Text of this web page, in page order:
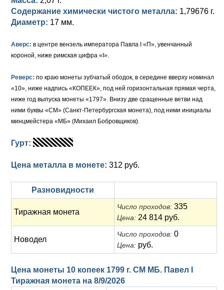
Для Польши
Для Польши
Медь
Для Молдавии и Валахии
Таврические монеты
Золото
Медь
Для Пруссии
Альбертусталер
Иоанн Антонович (1740-1741)
Петр II (1727-1730)
Екатерина I (1725-1727)
Золото
Содержание химически чистого металла: 1,79676 г.
Диаметр: 17 мм.
Аверс: в центре вензель императора Павла I «П», увенчанный
короной, ниже римская цифра «I».
Реверс: по краю монеты зубчатый ободок, в середине вверху номинал
«10», ниже надпись «КОПЕЕК», под ней горизонтальная прямая черта,
ниже год выпуска монеты «1797». Внизу две сращенные ветви над
ними буквы «СМ» (Санкт-Петербургская монета), под ними инициалы
минцмейстера «МБ» (Михаил Бобровщиков).
Гурт:
Цена металла в монете: 312 руб.
Разновидности
Тиражная монета
Число проходов: 335
Цена: 24 814 руб.
Новодел
Число проходов: 0
Цена: руб.
Цена монеты 10 копеек 1799 г. СМ МБ. Павел I
Тиражная монета на 8/9/2026